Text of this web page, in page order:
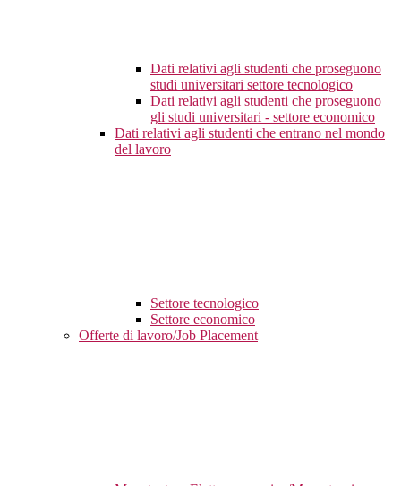
Dati relativi agli studenti che proseguono
studi universitari settore tecnologico
Dati relativi agli studenti che proseguono
gli studi universitari - settore economico
Dati relativi agli studenti che entrano nel mondo
del lavoro
Settore tecnologico
Settore economico
Offerte di lavoro/Job Placement